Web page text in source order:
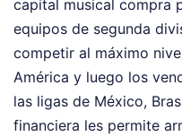
capital musical compra
equipos de segunda
competir al máximo
América y luego los
las ligas de México,
financiera les permite